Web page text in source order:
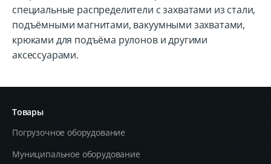
специальные распределители с захватами из стали,
подъёмными магнитами, вакуумными захватами,
крюками для подъёма рулонов и другими
аксессуарами.
Товары
Погрузочное оборудование
Муниципальное оборудование